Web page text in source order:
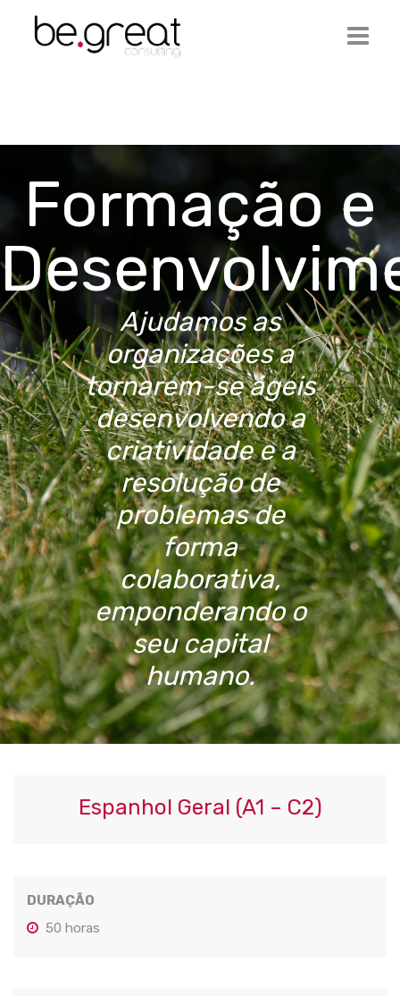
Serviços
Ofertas de Emprego
Artigos
Contactos
Login
Formação e
Ajudamos as
organizações a
tornarem-se ágeis
desenvolvendo a
criatividade e a
resolução de
problemas de
forma
colaborativa,
emponderando o
seu capital
humano.
Espanhol Geral (A1 – C2)
DURAÇÃO
50 horas